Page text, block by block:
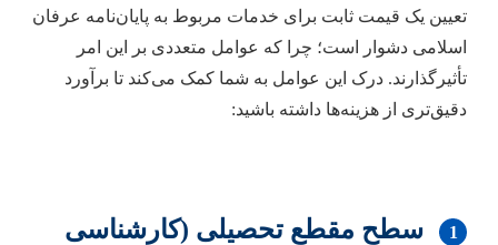
تعیین یک قیمت ثابت برای خدمات مربوط به پایان‌نامه عرفان
اسلامی دشوار است؛ چرا که عوامل متعددی بر این امر
تأثیرگذارند. درک این عوامل به شما کمک می‌کند تا برآورد
دقیق‌تری از هزینه‌ها داشته باشید:
1
سطح مقطع تحصیلی (کارشناسی